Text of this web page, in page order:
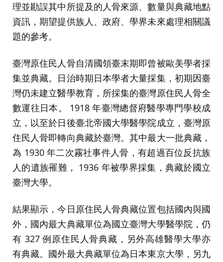
理並勘誤其中所提及的人骨來源、數量與典藏地點
資訊，期望提供族人、政府、學界未來處理相關議
題的參考。
臺灣原住民人骨自清國領臺末期即曾被歐美學者採
集並典藏。日治時期日本學者大量採集，初期因臺
灣仍未建立醫學教育，所採集的臺灣原住民人骨全
數運往日本。 1918 年臺灣總督府醫學專門學校成
立，以至於日後臺北帝國大學醫學院成立，臺灣原
住民人骨即轉向典藏於臺灣。其中最大一批典藏，
為 1930 年二次霧社事件人骨，有超過百位反抗族
人的遺族罹難， 1936 年被學界採集，典藏於國立
臺灣大學。
結果顯示，今日原住民人骨典藏位置包括國內與國
外，國內最大典藏單位為國立臺灣大學醫學院，仍
有 327 例原住民人骨典藏，另外高雄醫學大學亦
有典藏。國外最大典藏單位為日本東京大學，另九